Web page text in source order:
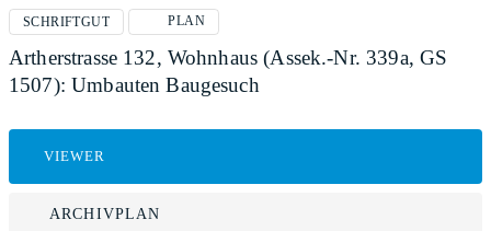
SCHRIFTGUT PLAN
Artherstrasse 132, Wohnhaus (Assek.-Nr. 339a, GS
1507): Umbauten Baugesuch
VIEWER
ARCHIVPLAN